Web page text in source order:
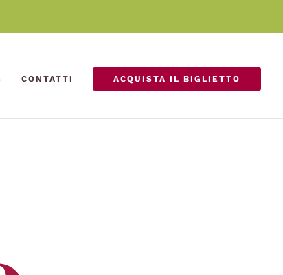
CONTATTI ACQUISTA IL BIGLIETTO